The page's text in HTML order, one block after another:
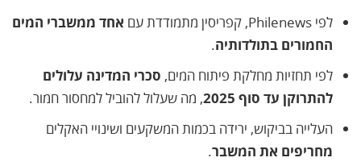
לפי Philenews, קפריסין מתמודדת עם
אחד ממשברי המים
החמורים בתולדותיה.
לפי תחזיות מחלקת פיתוח המים, סכרי המדינה עלולים
להתרוקן עד סוף 2025
, מה שעלול להוביל למחסור חמור.
העלייה בביקוש, ירידה בכמות המשקעים ושינויי האקלים
מחריפים את המשבר.